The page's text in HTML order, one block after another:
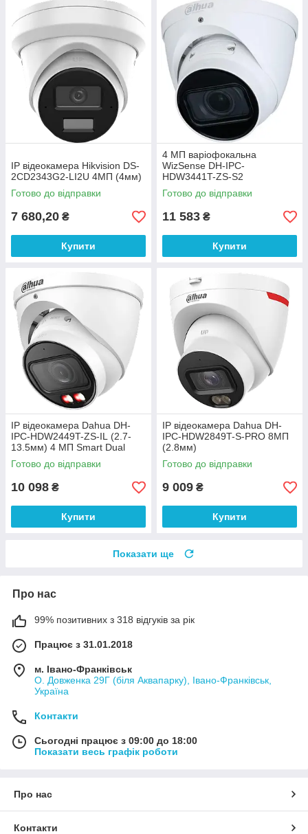
IP відеокамера Hikvision DS-
2CD2343G2-LI2U 4МП (4мм)
Готово до відправки
7 680,20 ₴
Купити
4 МП варіофокальна
WizSense DH-IPC-
HDW3441T-ZS-S2
Готово до відправки
11 583 ₴
Купити
IP відеокамера Dahua DH-
IPC-HDW2449T-ZS-IL (2.7-
13.5мм) 4 МП Smart Dual
Light варифокальна
Готово до відправки
10 098 ₴
Купити
IP відеокамера Dahua DH-
IPC-HDW2849T-S-PRO 8МП
(2.8мм)
Готово до відправки
9 009 ₴
Купити
Показати ще
Про нас
99% позитивних з 318 відгуків за рік
Працює з 31.01.2018
м. Івано-Франківськ
О. Довженка 29Г (біля Аквапарку), Івано-Франківськ,
Україна
Контакти
Сьогодні працює з 09:00 до 18:00
Показати весь графік роботи
Про нас
Контакти